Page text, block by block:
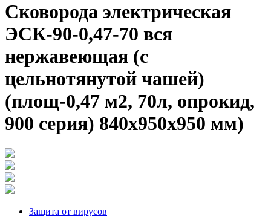
Сковорода электрическая
ЭСК-90-0,47-70 вся
нержавеющая (с
цельнотянутой чашей)
(площ-0,47 м2, 70л, опрокид,
900 серия) 840x950x950 мм)
Защита от вирусов